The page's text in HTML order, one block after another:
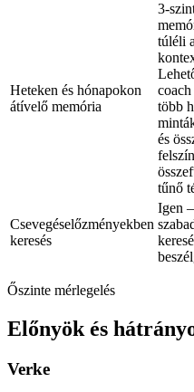
Heteken és hónapokon
átívelő memória
3-
túléli a
több
és
tűnő
Csevegéselőzményekben
keresés
Igen
Őszinte mérlegelés
Előnyök és
Verke